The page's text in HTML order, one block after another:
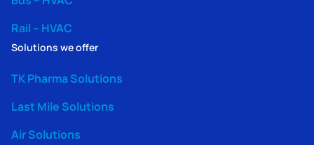
Rail – HVAC
Solutions we offer
TK Pharma Solutions
Last Mile Solutions
Air Solutions